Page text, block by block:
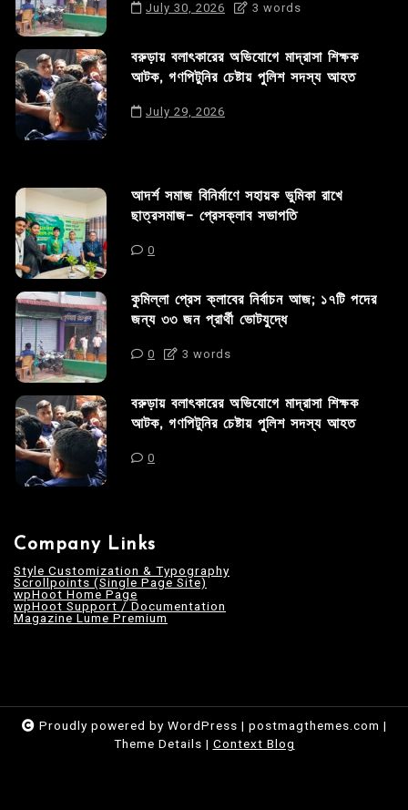
July 30, 2026 3 words
বরুড়ায় বলাৎকারের অভিযোগে মাদ্রাসা শিক্ষক
আটক, গণপিটুনির চেষ্টায় পুলিশ সদস্য আহত
July 29, 2026
আদর্শ সমাজ বিনির্মাণে সহায়ক ভুমিকা রাখে
ছাত্রসমাজ- প্রেসক্লাব সভাপতি
0
কুমিল্লা প্রেস ক্লাবের নির্বাচন আজ; ১৭টি পদের
জন্য ৩৩ জন প্রার্থী ভোটযুদ্ধে
0 3 words
বরুড়ায় বলাৎকারের অভিযোগে মাদ্রাসা শিক্ষক
আটক, গণপিটুনির চেষ্টায় পুলিশ সদস্য আহত
0
Company Links
Style Customization & Typography
Scrollpoints (Single Page Site)
wpHoot Home Page
wpHoot Support / Documentation
Magazine Lume Premium
Proudly powered by WordPress | postmagthemes.com |
Theme Details | Context Blog